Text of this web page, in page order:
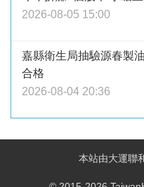
2026-08-05 15:00
嘉縣衛生局抽驗源春製
合格
2026-08-04 20:36
本站由大運聯